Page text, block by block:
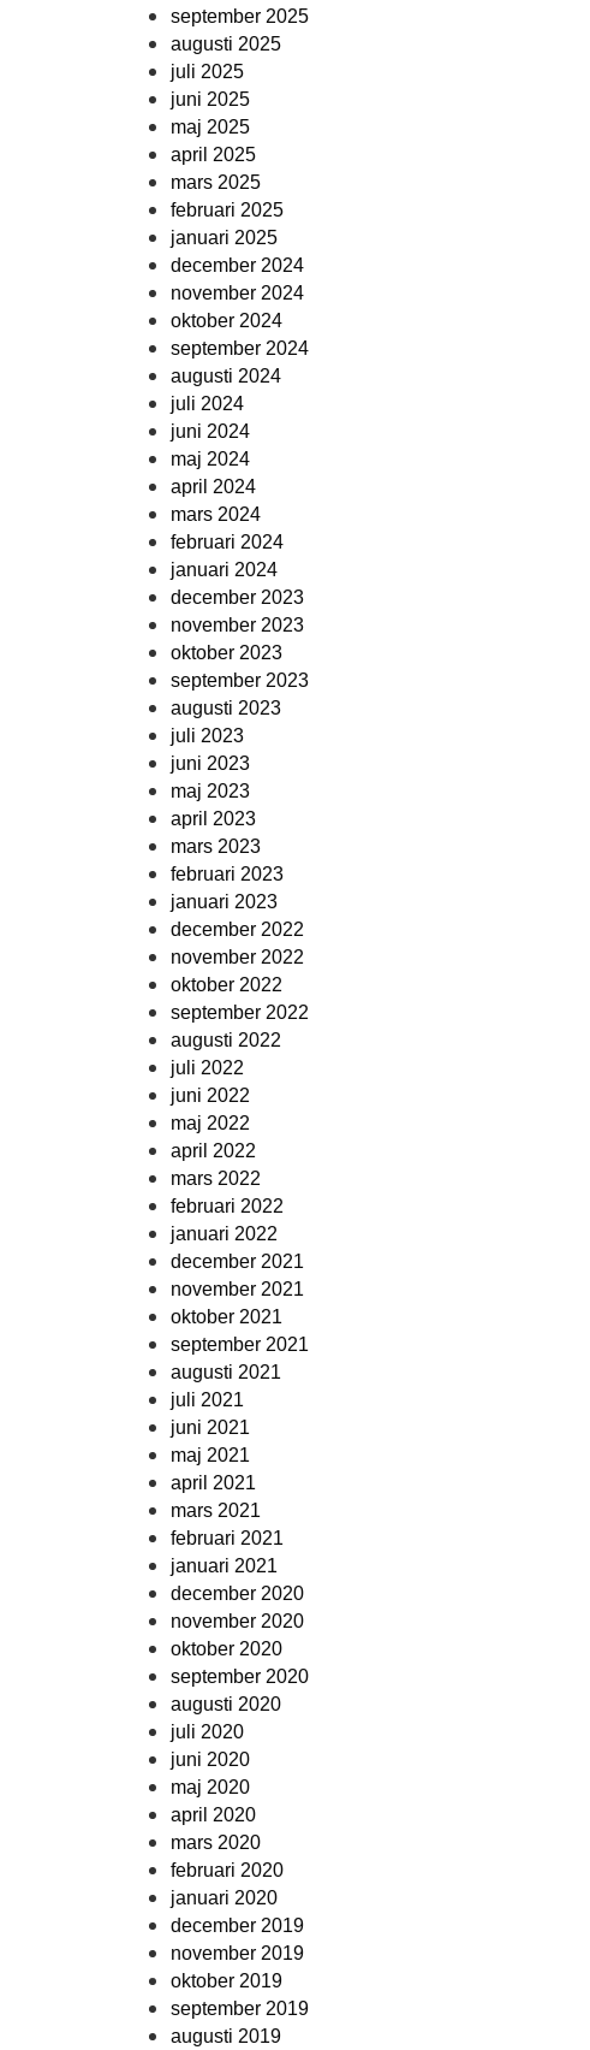
september 2025
augusti 2025
juli 2025
juni 2025
maj 2025
april 2025
mars 2025
februari 2025
januari 2025
december 2024
november 2024
oktober 2024
september 2024
augusti 2024
juli 2024
juni 2024
maj 2024
april 2024
mars 2024
februari 2024
januari 2024
december 2023
november 2023
oktober 2023
september 2023
augusti 2023
juli 2023
juni 2023
maj 2023
april 2023
mars 2023
februari 2023
januari 2023
december 2022
november 2022
oktober 2022
september 2022
augusti 2022
juli 2022
juni 2022
maj 2022
april 2022
mars 2022
februari 2022
januari 2022
december 2021
november 2021
oktober 2021
september 2021
augusti 2021
juli 2021
juni 2021
maj 2021
april 2021
mars 2021
februari 2021
januari 2021
december 2020
november 2020
oktober 2020
september 2020
augusti 2020
juli 2020
juni 2020
maj 2020
april 2020
mars 2020
februari 2020
januari 2020
december 2019
november 2019
oktober 2019
september 2019
augusti 2019